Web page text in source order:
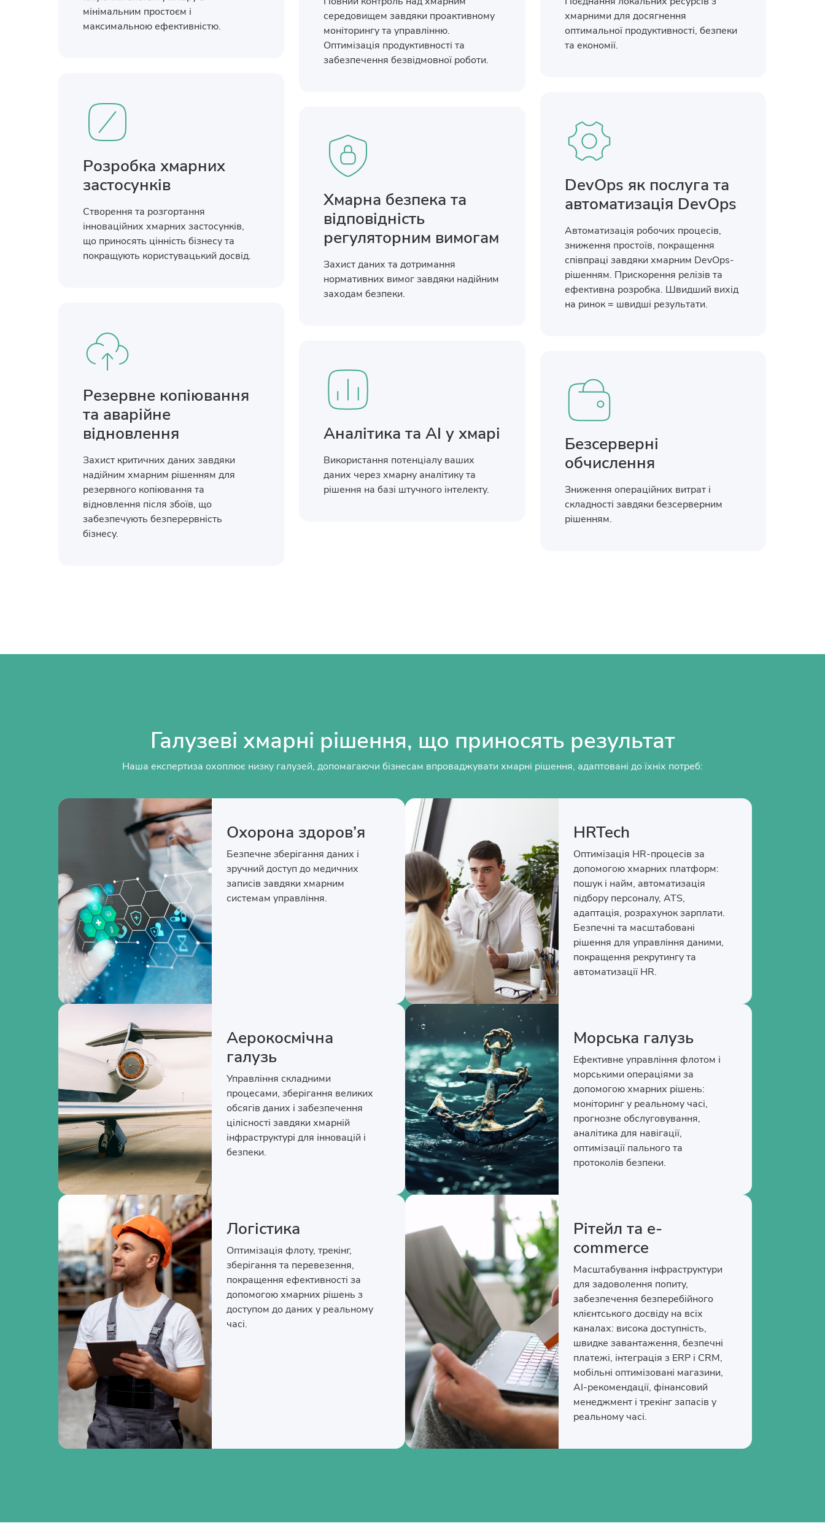
мінімальним простоєм і
максимальною ефективністю.
середовищем завдяки проактивному
моніторингу та управлінню.
Оптимізація продуктивності та
забезпечення безвідмовної роботи.
хмарними для досягнення
оптимальної продуктивності, безпеки
та економії.
Розробка хмарних
застосунків
Створення та розгортання
інноваційних хмарних застосунків,
що приносять цінність бізнесу та
покращують користувацький досвід.
DevOps як послуга та
автоматизація DevOps
Автоматизація робочих процесів,
зниження простоїв, покращення
співпраці завдяки хмарним DevOps-
рішенням. Прискорення релізів та
ефективна розробка. Швидший вихід
на ринок = швидші результати.
Хмарна безпека та
відповідність
регуляторним вимогам
Захист даних та дотримання
нормативних вимог завдяки надійним
заходам безпеки.
Резервне копіювання
та аварійне
відновлення
Захист критичних даних завдяки
надійним хмарним рішенням для
резервного копіювання та
відновлення після збоїв, що
забезпечують безперервність
бізнесу.
Аналітика та AI у хмарі
Використання потенціалу ваших
даних через хмарну аналітику та
рішення на базі штучного інтелекту.
Безсерверні
обчислення
Зниження операційних витрат і
складності завдяки безсерверним
рішенням.
Галузеві хмарні рішення, що приносять результат
Наша експертиза охоплює низку галузей, допомагаючи бізнесам впроваджувати хмарні рішення, адаптовані до їхніх потреб:
Охорона здоров’я
Безпечне зберігання даних і
зручний доступ до медичних
записів завдяки хмарним
системам управління.
HRTech
Оптимізація HR-процесів за
допомогою хмарних платформ:
пошук і найм, автоматизація
підбору персоналу, ATS,
адаптація, розрахунок зарплати.
Безпечні та масштабовані
рішення для управління даними,
покращення рекрутингу та
автоматизації HR.
Аерокосмічна
галузь
Управління складними
процесами, зберігання великих
обсягів даних і забезпечення
цілісності завдяки хмарній
інфраструктурі для інновацій і
безпеки.
Морська галузь
Ефективне управління флотом і
морськими операціями за
допомогою хмарних рішень:
моніторинг у реальному часі,
прогнозне обслуговування,
аналітика для навігації,
оптимізації пального та
протоколів безпеки.
Логістика
Оптимізація флоту, трекінг,
зберігання та перевезення,
покращення ефективності за
допомогою хмарних рішень з
доступом до даних у реальному
часі.
Рітейл та e-
commerce
Масштабування інфраструктури
для задоволення попиту,
забезпечення безперебійного
клієнтського досвіду на всіх
каналах: висока доступність,
швидке завантаження, безпечні
платежі, інтеграція з ERP і CRM,
мобільні оптимізовані магазини,
AI-рекомендації, фінансовий
менеджмент і трекінг запасів у
реальному часі.